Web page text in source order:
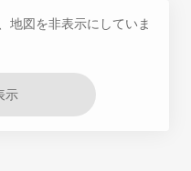
地図を非表示にしていま
示